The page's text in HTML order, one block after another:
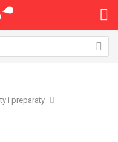
i preparaty